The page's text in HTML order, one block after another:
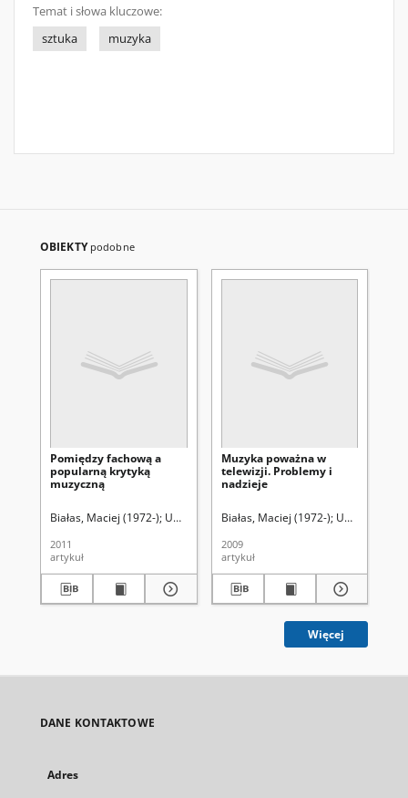
Temat i słowa kluczowe:
sztuka
muzyka
OBIEKTY podobne
Pomiędzy fachową a
popularną krytyką
muzyczną
Białas, Maciej (1972-) Uniwersytet Marii Curie-Skłodowskiej (Lublin)
2011
artykuł
Muzyka poważna w
telewizji. Problemy i
nadzieje
Białas, Maciej (1972-) Uniwersytet
2009
artykuł
Więcej
DANE KONTAKTOWE
Adres